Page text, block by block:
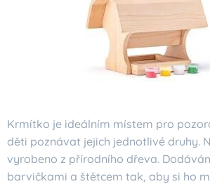
Krmítko je ideálním místem pro
děti poznávat jejich jednotlivé druhy.
vyrobeno z přírodního dřeva.
barvičkami a štětcem tak, aby si ho